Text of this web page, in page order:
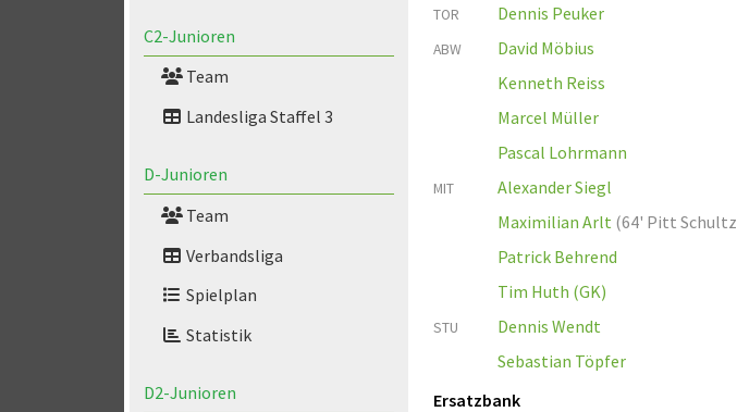
C2-Junioren
Team
Landesliga Staffel 3
D-Junioren
Team
Verbandsliga
Spielplan
Statistik
D2-Junioren
TOR Dennis Peuker
ABW
David Möbius
Kenneth Reiss
Marcel Müller
Pascal Lohrmann
MIT
Alexander Siegl
Maximilian Arlt (64' Pitt Schultz
Patrick Behrend
Tim Huth (GK)
STU
Dennis Wendt
Sebastian Töpfer
Ersatzbank